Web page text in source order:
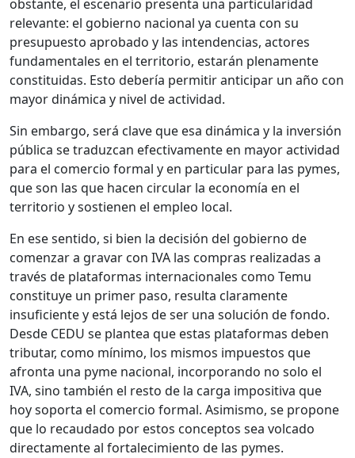
obstante, el escenario presenta una particularidad
relevante: el gobierno nacional ya cuenta con su
presupuesto aprobado y las intendencias, actores
fundamentales en el territorio, estarán plenamente
constituidas. Esto debería permitir anticipar un año con
mayor dinámica y nivel de actividad.
Sin embargo, será clave que esa dinámica y la inversión
pública se traduzcan efectivamente en mayor actividad
para el comercio formal y en particular para las pymes,
que son las que hacen circular la economía en el
territorio y sostienen el empleo local.
En ese sentido, si bien la decisión del gobierno de
comenzar a gravar con IVA las compras realizadas a
través de plataformas internacionales como Temu
constituye un primer paso, resulta claramente
insuficiente y está lejos de ser una solución de fondo.
Desde CEDU se plantea que estas plataformas deben
tributar, como mínimo, los mismos impuestos que
afronta una pyme nacional, incorporando no solo el
IVA, sino también el resto de la carga impositiva que
hoy soporta el comercio formal. Asimismo, se propone
que lo recaudado por estos conceptos sea volcado
directamente al fortalecimiento de las pymes.